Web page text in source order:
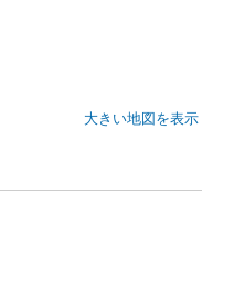
大きい地図を表示